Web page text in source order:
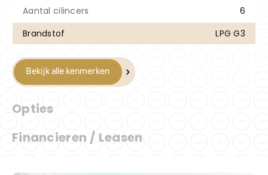
Aantal cilincers
6
Brandstof
LPG G3
Bekijk alle kenmerken
Opties
Financieren / Leasen